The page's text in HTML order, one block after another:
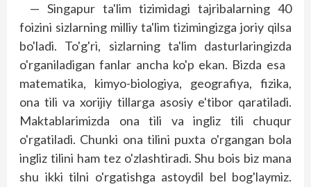
— Singapur ta'lim tizimidagi tajribalarning 40
foizini sizlarning milliy ta'lim tizimingizga joriy qilsa
bo'ladi. To'g'ri, sizlarning ta'lim dasturlaringizda
o'rganiladigan fanlar ancha ko'p ekan. Bizda esa
matematika, kimyo-biologiya, geografiya, fizika,
ona tili va xorijiy tillarga asosiy e'tibor qaratiladi.
Maktablarimizda ona tili va ingliz tili chuqur
o'rgatiladi. Chunki ona tilini puxta o'rgangan bola
ingliz tilini ham tez o'zlashtiradi. Shu bois biz mana
shu ikki tilni o'rgatishga astoydil bel bog'laymiz.